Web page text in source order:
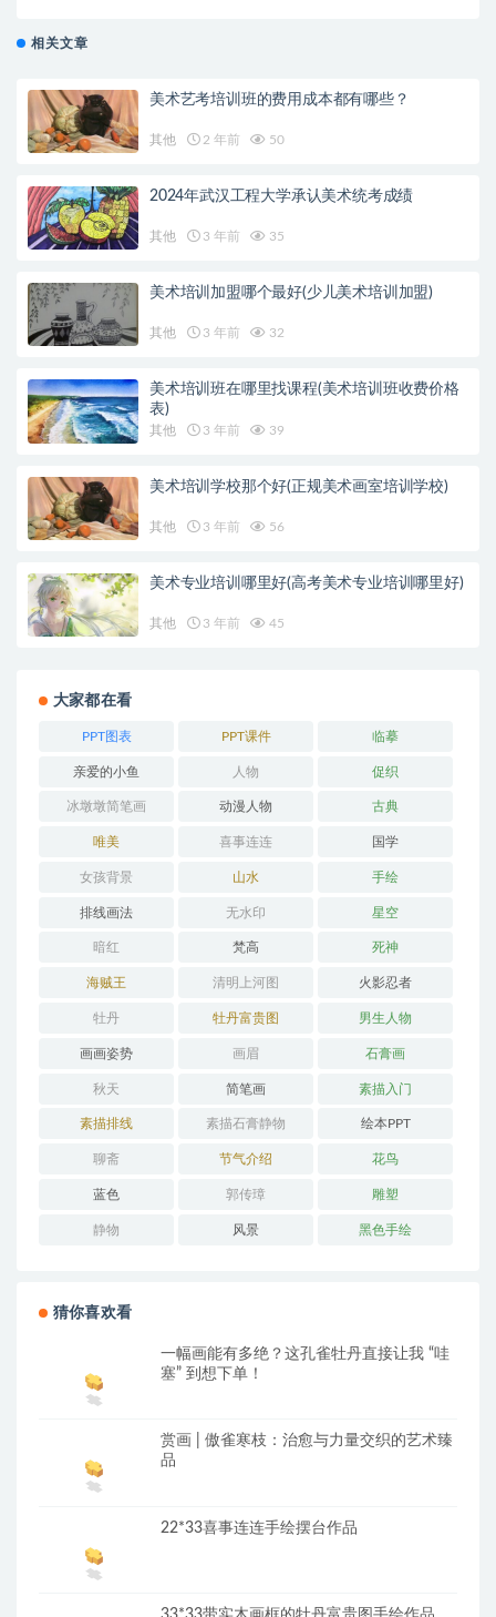
相关文章
美术艺考培训班的费用成本都有哪些？
其他 2 年前 50
2024年武汉工程大学承认美术统考成绩
其他 3 年前 35
美术培训加盟哪个最好(少儿美术培训加盟)
其他 3 年前 32
美术培训班在哪里找课程(美术培训班收费价格
表)
其他 3 年前 39
美术培训学校那个好(正规美术画室培训学校)
其他 3 年前 56
美术专业培训哪里好(高考美术专业培训哪里好)
其他 3 年前 45
大家都在看
PPT图表 PPT课件 临摹
亲爱的小鱼 人物 促织
冰墩墩简笔画 动漫人物 古典
唯美 喜事连连 国学
女孩背景 山水 手绘
排线画法 无水印 星空
暗红 梵高 死神
海贼王 清明上河图 火影忍者
牡丹 牡丹富贵图 男生人物
画画姿势 画眉 石膏画
秋天 简笔画 素描入门
素描排线 素描石膏静物 绘本PPT
聊斋 节气介绍 花鸟
蓝色 郭传璋 雕塑
静物 风景 黑色手绘
猜你喜欢看
一幅画能有多绝？这孔雀牡丹直接让我 “哇
塞” 到想下单！
赏画 | 傲雀寒枝：治愈与力量交织的艺术臻
品
22*33喜事连连手绘摆台作品